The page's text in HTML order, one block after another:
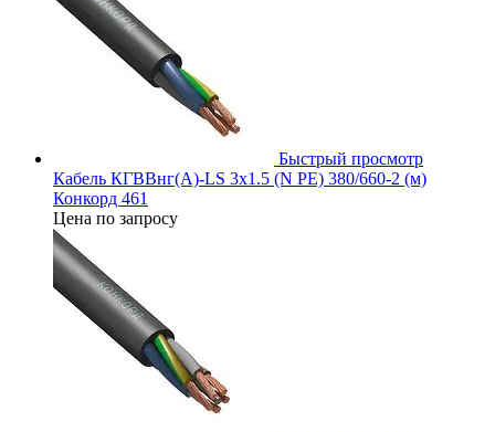
Быстрый просмотр
Кабель КГВВнг(А)-LS 3х1.5 (N PE) 380/660-2 (м)
Конкорд 461
Цена по запросу